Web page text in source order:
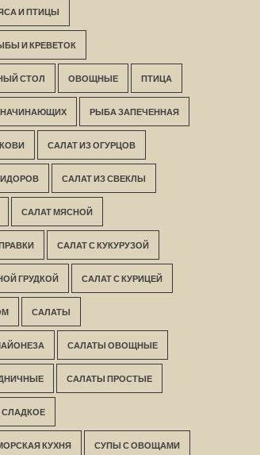
И ПТИЦЫ
И КРЕВЕТОК
СТОЛ ОВОЩНЫЕ ПТИЦА
НАЧИНАЮЩИХ РЫБА ЗАПЕЧЕННАЯ
САЛАТ ИЗ ОГУРЦОВ
САЛАТ ИЗ СВЕКЛЫ
САЛАТ МЯСНОЙ
САЛАТ С КУКУРУЗОЙ
ГРУДКОЙ САЛАТ С КУРИЦЕЙ
САЛАТЫ
САЛАТЫ ОВОЩНЫЕ
САЛАТЫ ПРОСТЫЕ
СЛАДКОЕ
КУХНЯ СУПЫ С ОВОЩАМИ